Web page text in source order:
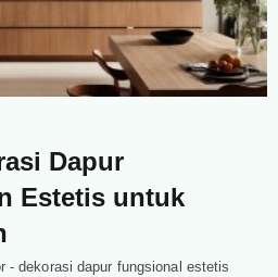
Dapur
Estetis untuk
- dekorasi dapur fungsional estetis